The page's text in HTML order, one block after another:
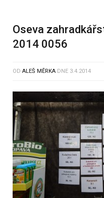
Oseva
2014 0056
OD ALEŠ MĚRKA DNE 3.4.2014